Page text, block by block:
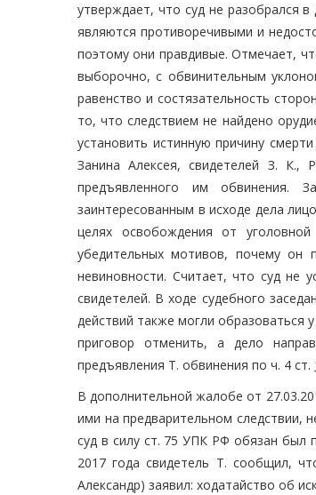
утверждает, что суд не разобрался в
являются противоречивыми и
поэтому они правдивые. Отмечает,
выборочно, с обвинительным
равенство и состязательность
то, что следствием не найдено
установить истинную причину
Занина Алексея, свидетелей З. К.,
предъявленного им обвинения.
заинтересованным в исходе дела
целях освобождения от
убедительных мотивов, почему он
невиновности. Считает, что суд не
свидетелей. В ходе судебного
действий также могли образоваться
приговор отменить, а дело
предъявления Т. обвинения по ч. 4 ст.
В дополнительной жалобе от
ими на предварительном следствии,
суд в силу ст. 75 УПК РФ обязан был
2017 года свидетель Т. сообщил,
Александр) заявил: ходатайство об